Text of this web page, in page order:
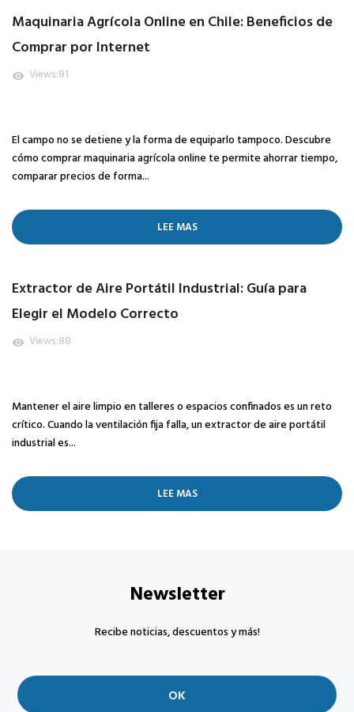
Maquinaria Agrícola Online en Chile: Beneficios de
Comprar por Internet
visibility Views:81
El campo no se detiene y la forma de equiparlo tampoco. Descubre
cómo comprar maquinaria agrícola online te permite ahorrar tiempo,
comparar precios de forma...
LEE MAS
Extractor de Aire Portátil Industrial: Guía para
Elegir el Modelo Correcto
visibility Views:88
Mantener el aire limpio en talleres o espacios confinados es un reto
crítico. Cuando la ventilación fija falla, un extractor de aire portátil
industrial es...
LEE MAS
Newsletter
Recibe noticias, descuentos y más!